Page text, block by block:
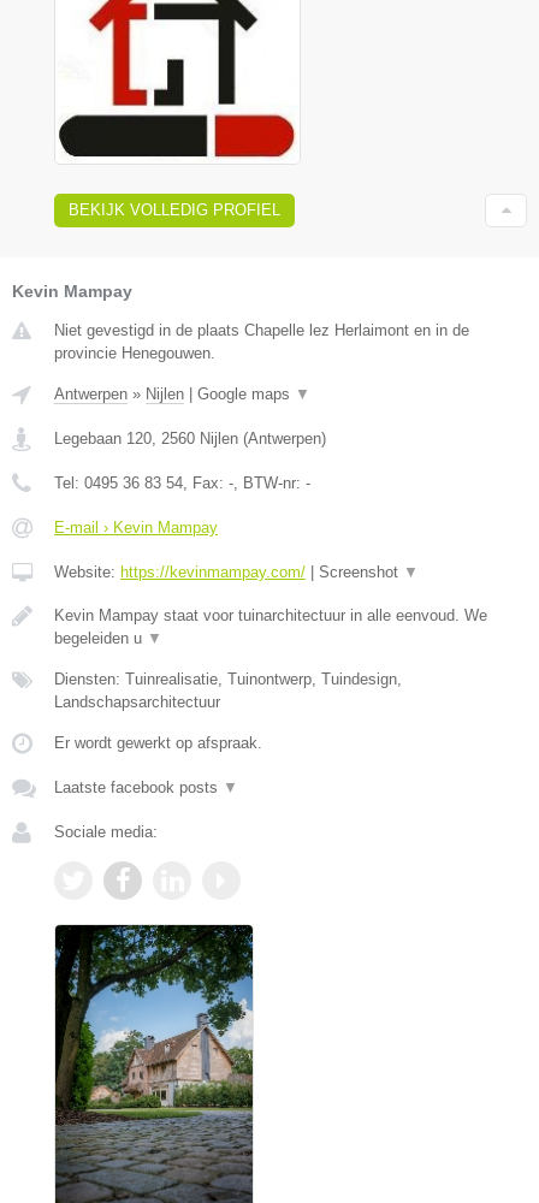
BEKIJK VOLLEDIG PROFIEL
Kevin Mampay
Niet gevestigd in de plaats Chapelle lez Herlaimont en in de
provincie Henegouwen.
Antwerpen » Nijlen Google maps ▼
Legebaan 120, 2560 Nijlen (Antwerpen)
Tel: 0495 36 83 54, Fax: -, BTW-nr: -
E-mail › Kevin Mampay
Website: https://kevinmampay.com/ Screenshot ▼
Kevin Mampay staat voor tuinarchitectuur in alle eenvoud. We
begeleiden u ▼
Diensten: Tuinrealisatie, Tuinontwerp, Tuindesign,
Landschapsarchitectuur
Er wordt gewerkt op afspraak.
Laatste facebook posts ▼
Sociale media: